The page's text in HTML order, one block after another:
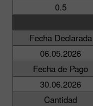
0.5
Fecha Declarada
06.05.2026
Fecha de Pago
30.06.2026
Cantidad